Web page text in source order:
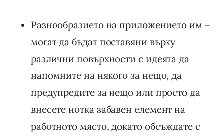
Разнообразието на приложението им –
могат да бъдат поставяни върху
различни повърхности с идеята да
напомните на някого за нещо, да
предупредите за нещо или просто да
внесете нотка забавен елемент на
работното място, докато обсъждате с